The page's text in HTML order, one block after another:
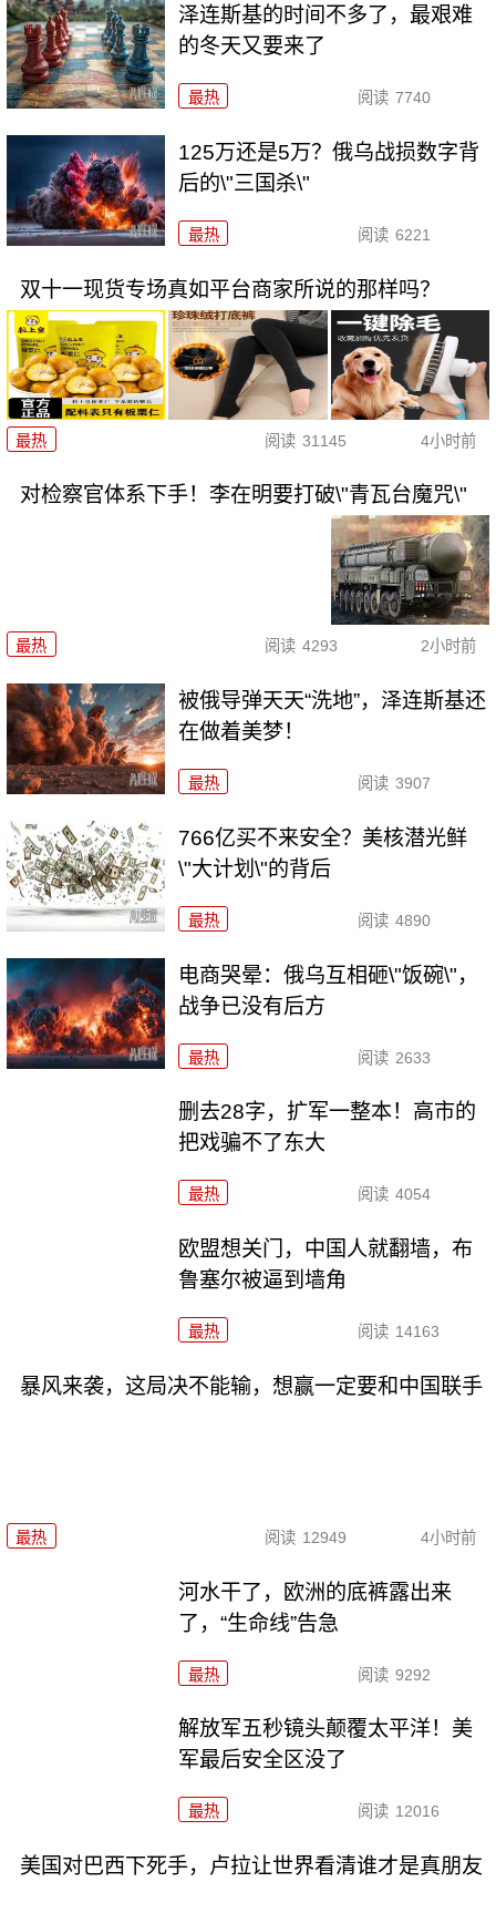
泽连斯基的时间不多了，最艰难
的冬天又要来了
最热 阅读 7740
125万还是5万？俄乌战损数字背
后的\"三国杀\"
最热 阅读 6221
双十一现货专场真如平台商家所说的那样吗？
最热 阅读 31145 4小时前
对检察官体系下手！李在明要打破\"青瓦台魔咒\"
最热 阅读 4293 2小时前
被俄导弹天天“洗地”，泽连斯基还
在做着美梦！
最热 阅读 3907
766亿买不来安全？美核潜光鲜
\"大计划\"的背后
最热 阅读 4890
电商哭晕：俄乌互相砸\"饭碗\"，
战争已没有后方
最热 阅读 2633
删去28字，扩军一整本！高市的
把戏骗不了东大
最热 阅读 4054
欧盟想关门，中国人就翻墙，布
鲁塞尔被逼到墙角
最热 阅读 14163
暴风来袭，这局决不能输，想赢一定要和中国联手
最热 阅读 12949 4小时前
河水干了，欧洲的底裤露出来
了，“生命线”告急
最热 阅读 9292
解放军五秒镜头颠覆太平洋！美
军最后安全区没了
最热 阅读 12016
美国对巴西下死手，卢拉让世界看清谁才是真朋友